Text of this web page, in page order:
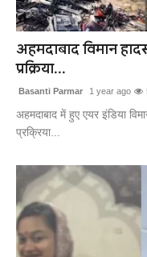
खेल
लाइफस्टाइल
अंतर्राष्ट्रीय
अहमदाबाद विमान
प्रक्रिया...
Basanti Parmar 1 year ago
अहमदाबाद में हुए एयर इंडिया
प्रक्रिया...